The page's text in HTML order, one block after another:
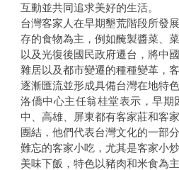
互動並共同追求美好的生活。
台灣客家人在早期墾荒階段所發
存的食物為主，例如醃製醬菜、
以及光復後國民政府遷台，將中
雜居以及都市變遷的種種變革，
逐漸匯流並形成具備台灣在地特
洛僑中心主任翁桂堂表示，早
中、高雄、屏東都有客家莊和客
團結，他們代表台灣文化的一部
難忘的客家小吃，尤其是客家小
美味下飯，特色以豬肉和米食為